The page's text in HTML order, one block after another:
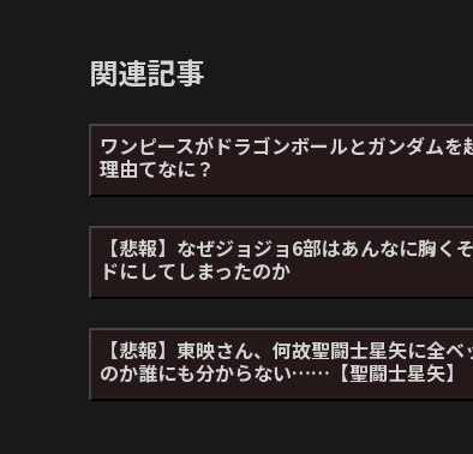
関連記事
ワンピースがドラゴンボールとガンダムを
理由てなに？
【悲報】なぜジョジョ6部はあんなに胸く
ドにしてしまったのか
【悲報】東映さん、何故聖闘士星矢に全ベ
のか誰にも分からない……【聖闘士星矢】